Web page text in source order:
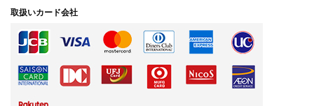
取扱いカード会社